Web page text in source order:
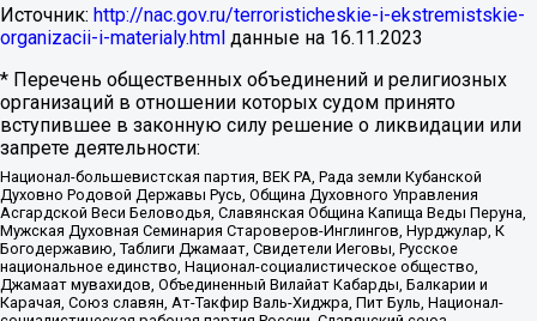
Источник: http://nac.gov.ru/terroristicheskie-i-ekstremistskie-
organizacii-i-materialy.html данные на 16.11.2023
* Перечень общественных объединений и религиозных
организаций в отношении которых судом принято
вступившее в законную силу решение о ликвидации или
запрете деятельности:
Национал-большевистская партия, ВЕК РА, Рада земли Кубанской
Духовно Родовой Державы Русь, Община Духовного Управления
Асгардской Веси Беловодья, Славянская Община Капища Веды Перуна,
Мужская Духовная Семинария Староверов-Инглингов, Нурджулар, К
Богодержавию, Таблиги Джамаат, Свидетели Иеговы, Русское
национальное единство, Национал-социалистическое общество,
Джамаат мувахидов, Объединенный Вилайат Кабарды, Балкарии и
Карачая, Союз славян, Ат-Такфир Валь-Хиджра, Пит Буль, Национал-